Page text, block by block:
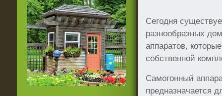
Сегодня
разнообразных
аппаратов,
собственной
Самогонный
предназначается